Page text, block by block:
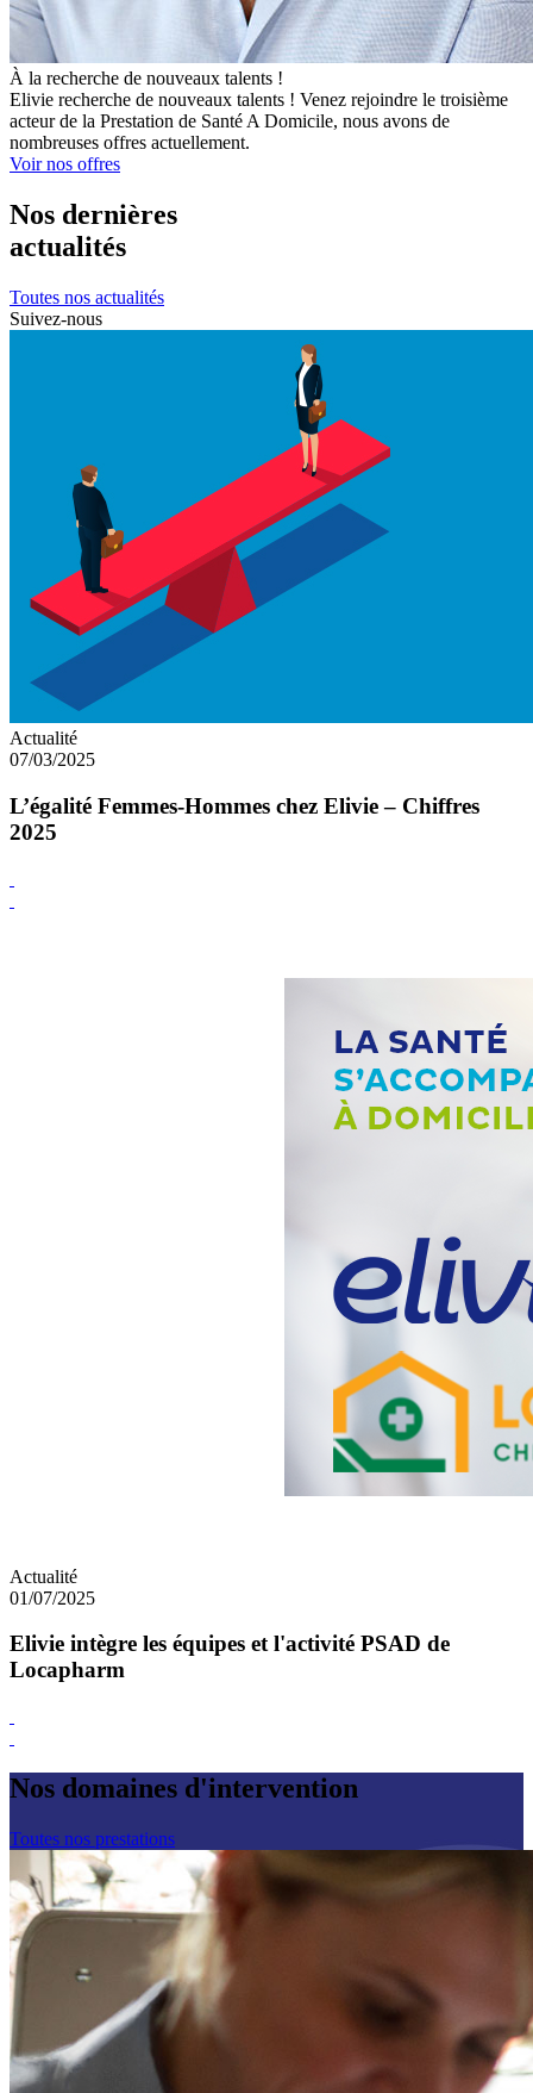
À la recherche de nouveaux talents !
Elivie recherche de nouveaux talents ! Venez rejoindre le troisième
acteur de la Prestation de Santé A Domicile, nous avons de
nombreuses offres actuellement.
Voir nos offres
Nos dernières
actualités
Toutes nos actualités
Suivez-nous
Actualité
07/03/2025
L’égalité Femmes-Hommes chez Elivie – Chiffres
2025
Actualité
01/07/2025
Elivie intègre les équipes et l'activité PSAD de
Locapharm
Nos domaines d'intervention
Toutes nos prestations